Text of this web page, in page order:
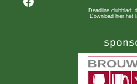
Deadline clubblad:
Download hier het